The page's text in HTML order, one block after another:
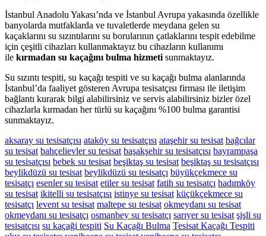
İstanbul Anadolu Yakası’nda ve İstanbul Avrupa yakasında özellikle
banyolarda mutfaklarda ve tuvaletlerde meydana gelen su
kaçaklarını su sızıntılarını su borularının çatlaklarını tespit edebilme
için çeşitli cihazları kullanmaktayız bu cihazların kullanımı
ile kırmadan su kaçağını bulma hizmeti sunmaktayız.
Su sızıntı tespiti, su kaçağı tespiti ve su kaçağı bulma alanlarında
İstanbul’da faaliyet gösteren Avrupa tesisatçısı firması ile iletişim
bağlantı kurarak bilgi alabilirsiniz ve servis alabilirsiniz bizler özel
cihazlarla kırmadan her türlü su kaçağını %100 bulma garantisi
sunmaktayız.
aksaray su tesisatçısı ataköy su tesisatçısı ataşehir su tesisat bağcılar
su tesisat bahçelievler su tesisat başakşehir su tesisatçısı bayrampaşa
su tesisatçısı bebek su tesisat beşiktaş su tesisat beşiktaş su tesisatçısı
beylikdüzü su tesisat beylikdüzü su tesisatçı büyükçekmece su
tesisatçı esenler su tesisat etiler su tesisat fatih su tesisatçı hadımköy
su tesisat ikitelli su tesisatçısı istinye su tesisat küçükçekmece su
tesisatçı levent su tesisat maltepe su tesisat okmeydanı su tesisat
okmeydanı su tesisatçı osmanbey su tesisatçı sarıyer su tesisat şişli su
tesisatçısı su kaçaği tespiti Su Kaçağı Bulma Tesisat Kaçağı Tespiti